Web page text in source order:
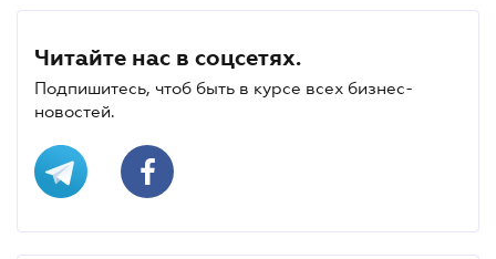
Читайте нас в соцсетях.
Подпишитесь, чтоб быть в курсе всех бизнес-
новостей.